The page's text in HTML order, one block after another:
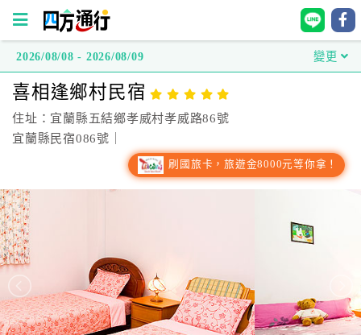
方
通
行
台
灣
訂
房
2026/08/08 - 2026/08/09 變更
喜相逢鄉村民宿
住址：宜蘭縣五結鄉孝威村孝威路86號
宜蘭縣民宿086號｜
刷國旅卡，旅遊金8000元等你拿！